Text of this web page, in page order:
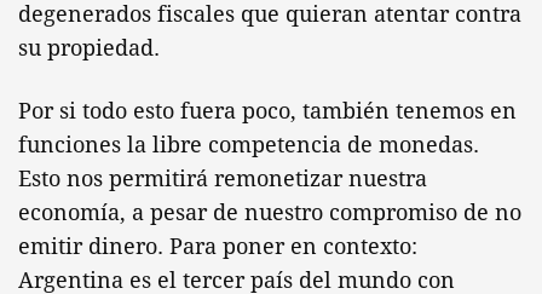
degenerados fiscales que quieran atentar contra
su propiedad.
Por si todo esto fuera poco, también tenemos en
funciones la libre competencia de monedas.
Esto nos permitirá remonetizar nuestra
economía, a pesar de nuestro compromiso de no
emitir dinero. Para poner en contexto:
Argentina es el tercer país del mundo con